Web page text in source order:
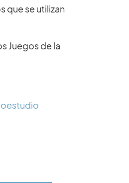
que se utilizan
Juegos de la